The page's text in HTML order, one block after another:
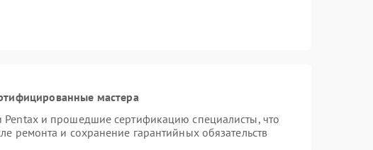
мастера
Pentax и прошедшие сертификацию специалисты, что
ремонта и сохранение гарантийных обязательств